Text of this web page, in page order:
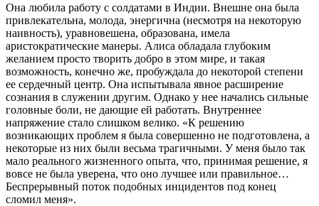
Она любила работу с солдатами в Индии. Внешне она была
привлекательна, молода, энергична (несмотря на некоторую
наивность), уравновешена, образована, имела
аристократические манеры. Алиса обладала глубоким
желанием просто творить добро в этом мире, и такая
возможность, конечно же, пробуждала до некоторой степени
ее сердечный центр. Она испытывала явное расширение
сознания в служении другим. Однако у нее начались сильные
головные боли, не дающие ей работать. Внутреннее
напряжение стало слишком велико. «К решению
возникающих проблем я была совершенно не подготовлена, а
некоторые из них были весьма трагичными. У меня было так
мало реального жизненного опыта, что, принимая решение, я
вовсе не была уверена, что оно лучшее или правильное…
Беспрерывный поток подобных инцидентов под конец
сломил меня».